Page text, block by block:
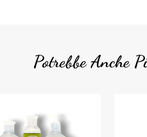
Potrebbe Anche